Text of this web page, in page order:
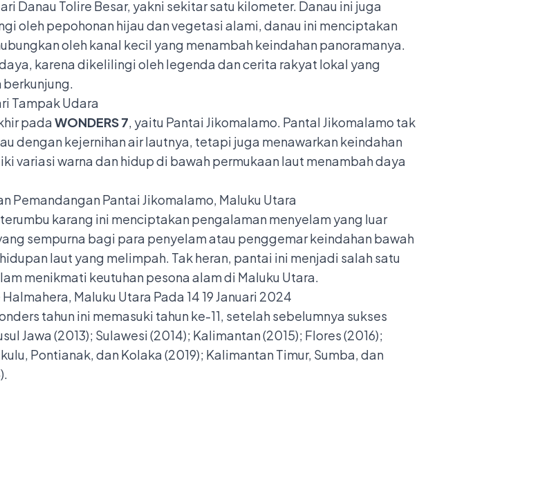
Danau Tolire Besar, yakni sekitar satu kilometer. Danau ini juga
oleh pepohonan hijau dan vegetasi alami, danau ini menciptakan
oleh kanal kecil yang menambah keindahan panoramanya.
karena dikelilingi oleh legenda dan cerita rakyat lokal yang
padaWONDERS 7, yaitu Pantai Jikomalamo. Pantal Jikomalamo tak
dengan kejernihan air lautnya, tetapi juga menawarkan keindahan
variasi warna dan hidup di bawah permukaan laut menambah daya
karang ini menciptakan pengalaman menyelam yang luar
sempurna bagi para penyelam atau penggemar keindahan bawah
laut yang melimpah. Tak heran, pantai ini menjadi salah satu
menikmati keutuhan pesona alam di Maluku Utara.
tahun ini memasuki tahun ke-11, setelah sebelumnya sukses
Jawa (2013); Sulawesi (2014); Kalimantan (2015); Flores (2016);
Pontianak, dan Kolaka (2019); Kalimantan Timur, Sumba, dan